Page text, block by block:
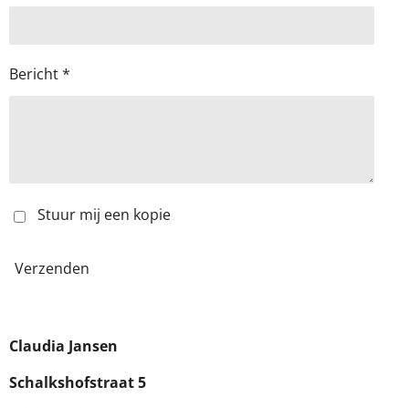
Bericht *
Stuur mij een kopie
Verzenden
Claudia Jansen
Schalkshofstraat 5